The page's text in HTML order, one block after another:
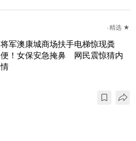
精选 ★
将军澳康城商场扶手电梯惊现粪
便！女保安急掩鼻 网民震惊猜内
情